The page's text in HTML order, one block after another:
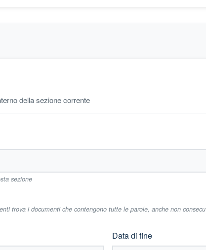
della sezione corrente
sezione
trova i documenti che contengono tutte le parole, anche non
Data di fine